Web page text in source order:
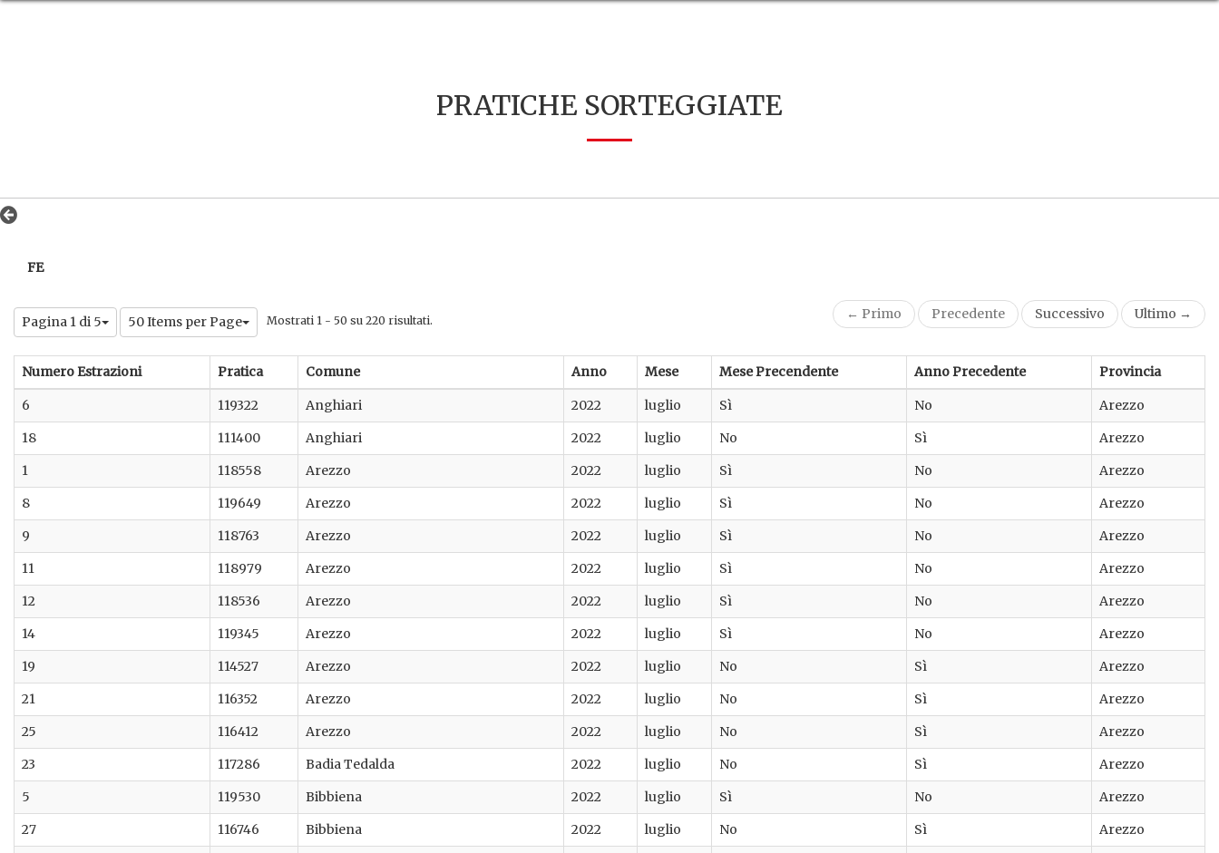
PRATICHE SORTEGGIATE
FE
Pagina 1 di 5 50 Items per Page Mostrati 1 - 50 su 220 risultati. ← Primo Precedente Successivo Ultimo →
Numero Estrazioni Pratica Comune Anno Mese Mese Precendente Anno Precedente Provincia
6 119322 Anghiari 2022 luglio Sì No
Arezzo
18
111400 Anghiari 2022 luglio No Sì
Arezzo
1
118558 Arezzo 2022 luglio Sì No
Arezzo
8
119649 Arezzo 2022 luglio Sì No
Arezzo
9
118763 Arezzo 2022 luglio Sì No
Arezzo
11
118979 Arezzo 2022 luglio Sì No
Arezzo
12
118536 Arezzo 2022 luglio Sì No
Arezzo
14
119345 Arezzo 2022 luglio Sì No
Arezzo
19
114527 Arezzo 2022 luglio No Sì
Arezzo
21
116352 Arezzo 2022 luglio No Sì
Arezzo
25
116412 Arezzo 2022 luglio No Sì
Arezzo
23
117286 Badia Tedalda 2022 luglio No Sì
Arezzo
5
119530 Bibbiena 2022 luglio Sì No
Arezzo
27
116746 Bibbiena 2022 luglio No Sì
Arezzo